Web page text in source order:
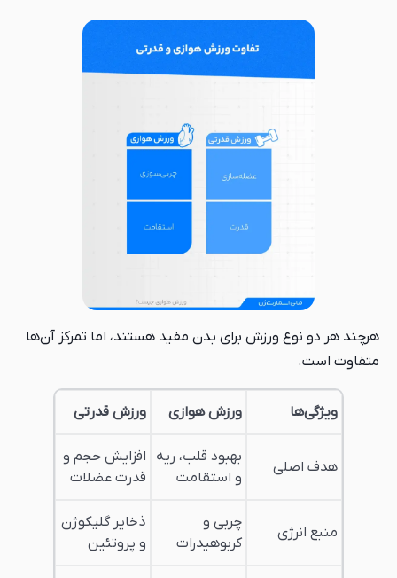
هرچند هر دو نوع ورزش برای بدن مفید هستند، اما تمرکز آن‌ها
متفاوت است.
ویژگی‌ها ورزش هوازی ورزش قدرتی
هدف اصلی
بهبود قلب، ریه
و استقامت
افزایش حجم و
قدرت عضلات
منبع انرژی
چربی و
کربوهیدرات
ذخایر گلیکوژن
و پروتئین